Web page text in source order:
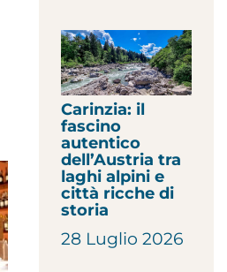
Carinzia: il
fascino
autentico
dell’Austria tra
laghi alpini e
città ricche di
storia
28 Luglio 2026